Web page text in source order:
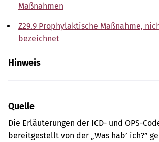
Maßnahmen
Z29.9 Prophylaktische Maßnahme,
bezeichnet
Hinweis
Quelle
Die Erläuterungen der ICD- und OPS-
bereitgestellt von der „Was hab’ ich?”